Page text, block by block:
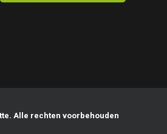
Alle rechten voorbehouden